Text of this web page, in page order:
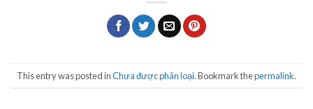
This entry was posted inChưa được phân loại. Bookmark thepermalink.